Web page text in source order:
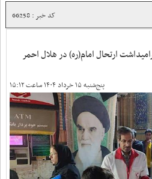
کد خبر : 66258
ارتحال امام(ره) در هلال احمر
پنج‌شنبه ۱۵ خرداد ۱۴۰۴ ساعت ۱۵:۱۲